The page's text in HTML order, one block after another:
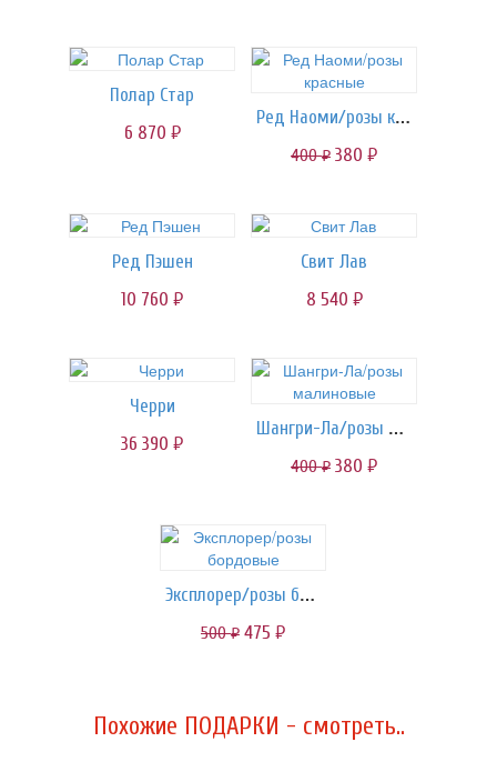
Полар Стар
6 870 руб.
Ред Наоми/розы красные
400руб. 380 руб.
Ред Пэшен
10 760 руб.
Свит Лав
8 540 руб.
Черри
36 390 руб.
Шангри-Ла/розы малиновые
400руб. 380 руб.
Эксплорер/розы бордовые
500руб. 475 руб.
Похожие ПОДАРКИ - смотреть..